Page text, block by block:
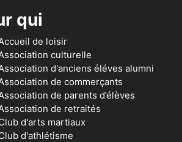
qui
de loisir
culturelle
d'anciens éléves alumni
de commerçants
de parents d’élèves
de retraités
d'arts martiaux
d'athlétisme